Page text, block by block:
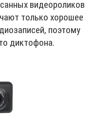
видеороликов
только хорошее
поэтому
диктофона.